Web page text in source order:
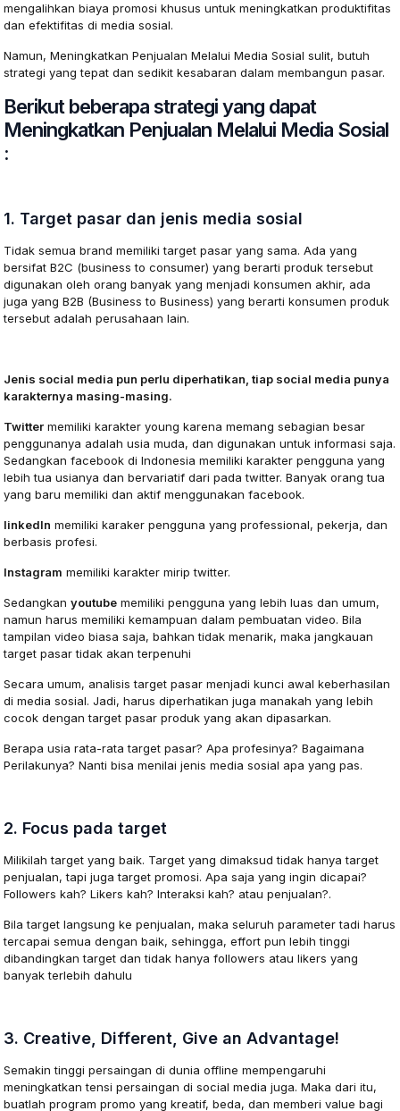
mengalihkan biaya promosi khusus untuk meningkatkan produktifitas
dan efektifitas di media sosial.
Namun, Meningkatkan Penjualan Melalui Media Sosial sulit, butuh
strategi yang tepat dan sedikit kesabaran dalam membangun pasar.
Berikut beberapa strategi yang dapat
Meningkatkan Penjualan Melalui Media Sosial
:
1. Target pasar dan jenis media sosial
Tidak semua brand memiliki target pasar yang sama. Ada yang
bersifat B2C (business to consumer) yang berarti produk tersebut
digunakan oleh orang banyak yang menjadi konsumen akhir, ada
juga yang B2B (Business to Business) yang berarti konsumen produk
tersebut adalah perusahaan lain.
Jenis social media pun perlu diperhatikan, tiap social media punya
karakternya masing-masing.
Twitter memiliki karakter young karena memang sebagian besar
penggunanya adalah usia muda, dan digunakan untuk informasi saja.
Sedangkan facebook di Indonesia memiliki karakter pengguna yang
lebih tua usianya dan bervariatif dari pada twitter. Banyak orang tua
yang baru memiliki dan aktif menggunakan facebook.
linkedIn memiliki karaker pengguna yang professional, pekerja, dan
berbasis profesi.
Instagram memiliki karakter mirip twitter.
Sedangkanyoutube memiliki pengguna yang lebih luas dan umum,
namun harus memiliki kemampuan dalam pembuatan video. Bila
tampilan video biasa saja, bahkan tidak menarik, maka jangkauan
target pasar tidak akan terpenuhi
Secara umum, analisis target pasar menjadi kunci awal keberhasilan
di media sosial. Jadi, harus diperhatikan juga manakah yang lebih
cocok dengan target pasar produk yang akan dipasarkan.
Berapa usia rata-rata target pasar? Apa profesinya? Bagaimana
Perilakunya? Nanti bisa menilai jenis media sosial apa yang pas.
2. Focus pada target
Milikilah target yang baik. Target yang dimaksud tidak hanya target
penjualan, tapi juga target promosi. Apa saja yang ingin dicapai?
Followers kah? Likers kah? Interaksi kah? atau penjualan?.
Bila target langsung ke penjualan, maka seluruh parameter tadi harus
tercapai semua dengan baik, sehingga, effort pun lebih tinggi
dibandingkan target dan tidak hanya followers atau likers yang
banyak terlebih dahulu
3. Creative, Different, Give an Advantage!
Semakin tinggi persaingan di dunia offline mempengaruhi
meningkatkan tensi persaingan di social media juga. Maka dari itu,
buatlah program promo yang kreatif, beda, dan memberi value bagi